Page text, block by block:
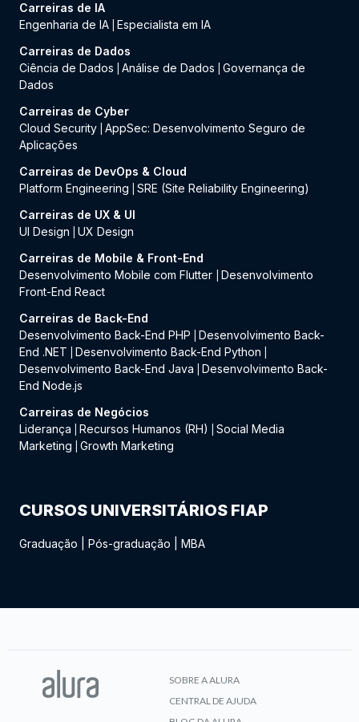
Carreiras de IA
Engenharia de IA Especialista em IA
Carreiras de Dados
Ciência de Dados
Análise de Dados
Governança de
Dados
Carreiras de Cyber
Cloud Security AppSec: Desenvolvimento Seguro de
Aplicações
Carreiras de DevOps & Cloud
Platform Engineering
SRE (Site Reliability Engineering)
Carreiras de UX & UI
UI Design
UX Design
Carreiras de Mobile & Front-End
Desenvolvimento Mobile com Flutter
Desenvolvimento
Front-End React
Carreiras de Back-End
Desenvolvimento Back-End PHP
Desenvolvimento Back-
End .NET
Desenvolvimento Back-End Python
Desenvolvimento Back-End Java
Desenvolvimento Back-
End Node.js
Carreiras de Negócios
Liderança
Recursos Humanos (RH)
Social Media
Marketing
Growth Marketing
CURSOS UNIVERSITÁRIOS FIAP
Graduação Pós-graduação MBA
SOBRE A ALURA
CENTRAL DE AJUDA